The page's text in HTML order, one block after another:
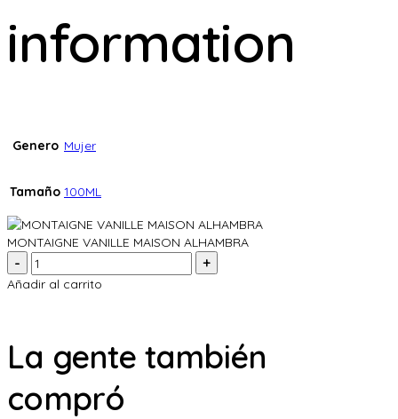
information
Genero Mujer
Tamaño 100ML
MONTAIGNE VANILLE MAISON ALHAMBRA
Cantidad:
Añadir al carrito
La gente también
compró